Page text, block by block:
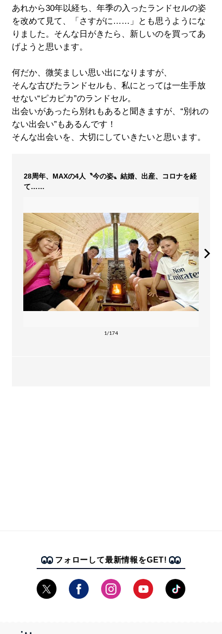
あれから30年以経ち、年季の入ったランドセルの姿
を改めて見て、「さすがに……」とも思うようにな
りました。そんな日がきたら、新しいのを買ってあ
げようと思います。
何だか、微笑ましい思い出になりますが、
そんな古びたランドセルも、私にとっては一生手放
せない“ピカピカ”のランドセル。
出会いがあったら別れもあると聞きますが、“別れの
ない出会い”もあるんです！
そんな出会いを、大切にしていきたいと思います。
28周年、MAXの4人〝今の姿〟結婚、出産、コロナを経
て……
1/174
フォローして最新情報をGET!